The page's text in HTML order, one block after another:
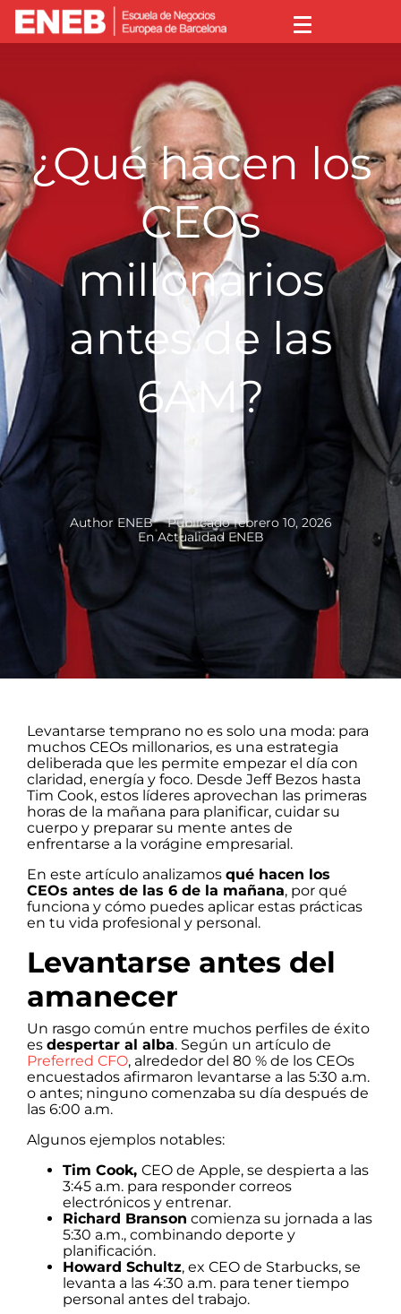
¿Qué hacen los
CEOs
millonarios
antes de las
6AM?
Author ENEB Publicadofebrero 10, 2026
En Actualidad ENEB
Levantarse temprano no es solo una moda: para
muchos CEOs millonarios, es una estrategia
deliberada que les permite empezar el día con
claridad, energía y foco. Desde Jeff Bezos hasta
Tim Cook, estos líderes aprovechan las primeras
horas de la mañana para planificar, cuidar su
cuerpo y preparar su mente antes de
enfrentarse a la vorágine empresarial.
En este artículo analizamos qué hacen los
CEOs antes de las 6 de la mañana, por qué
funciona y cómo puedes aplicar estas prácticas
en tu vida profesional y personal.
Levantarse antes del
amanecer
Un rasgo común entre muchos perfiles de éxito
es despertar al alba. Según un artículo de
Preferred CFO, alrededor del 80 % de los CEOs
encuestados afirmaron levantarse a las 5:30 a.m.
o antes; ninguno comenzaba su día después de
las 6:00 a.m.
Algunos ejemplos notables:
Tim Cook, CEO de Apple, se despierta a las
3:45 a.m. para responder correos
electrónicos y entrenar.
Richard Branson comienza su jornada a las
5:30 a.m., combinando deporte y
planificación.
Howard Schultz, ex CEO de Starbucks, se
levanta a las 4:30 a.m. para tener tiempo
personal antes del trabajo.